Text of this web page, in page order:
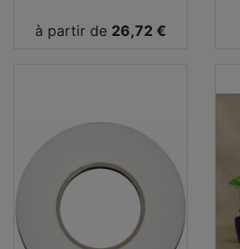
Prix
à partir de 26,72 €